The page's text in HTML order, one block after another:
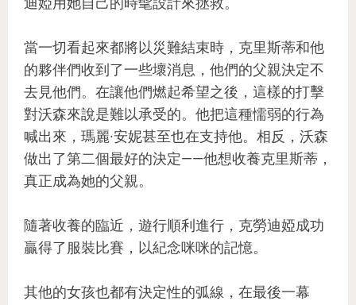
當一切看起來都將以災難結束時，克里斯蒂和他
的夥伴們收到了一些壞消息，他們的父親決定不
去見他們。在讓他們燃起希望之後，這樣的打擊
對沃森來說是難以承受的。他把這種懦弱的行為
喊出來，瑪麗·安妮甚至也在支持他。相反，沃森
做出了第二個最好的決定——他想收養克里斯蒂，
真正成為她的父親。
隨著收養的臨近，遊行順利進行，克勞迪婭成功
贏得了服裝比賽，以紀念咪咪的記憶。
其他的女孩也都有決定性的弧線，在最後一幕